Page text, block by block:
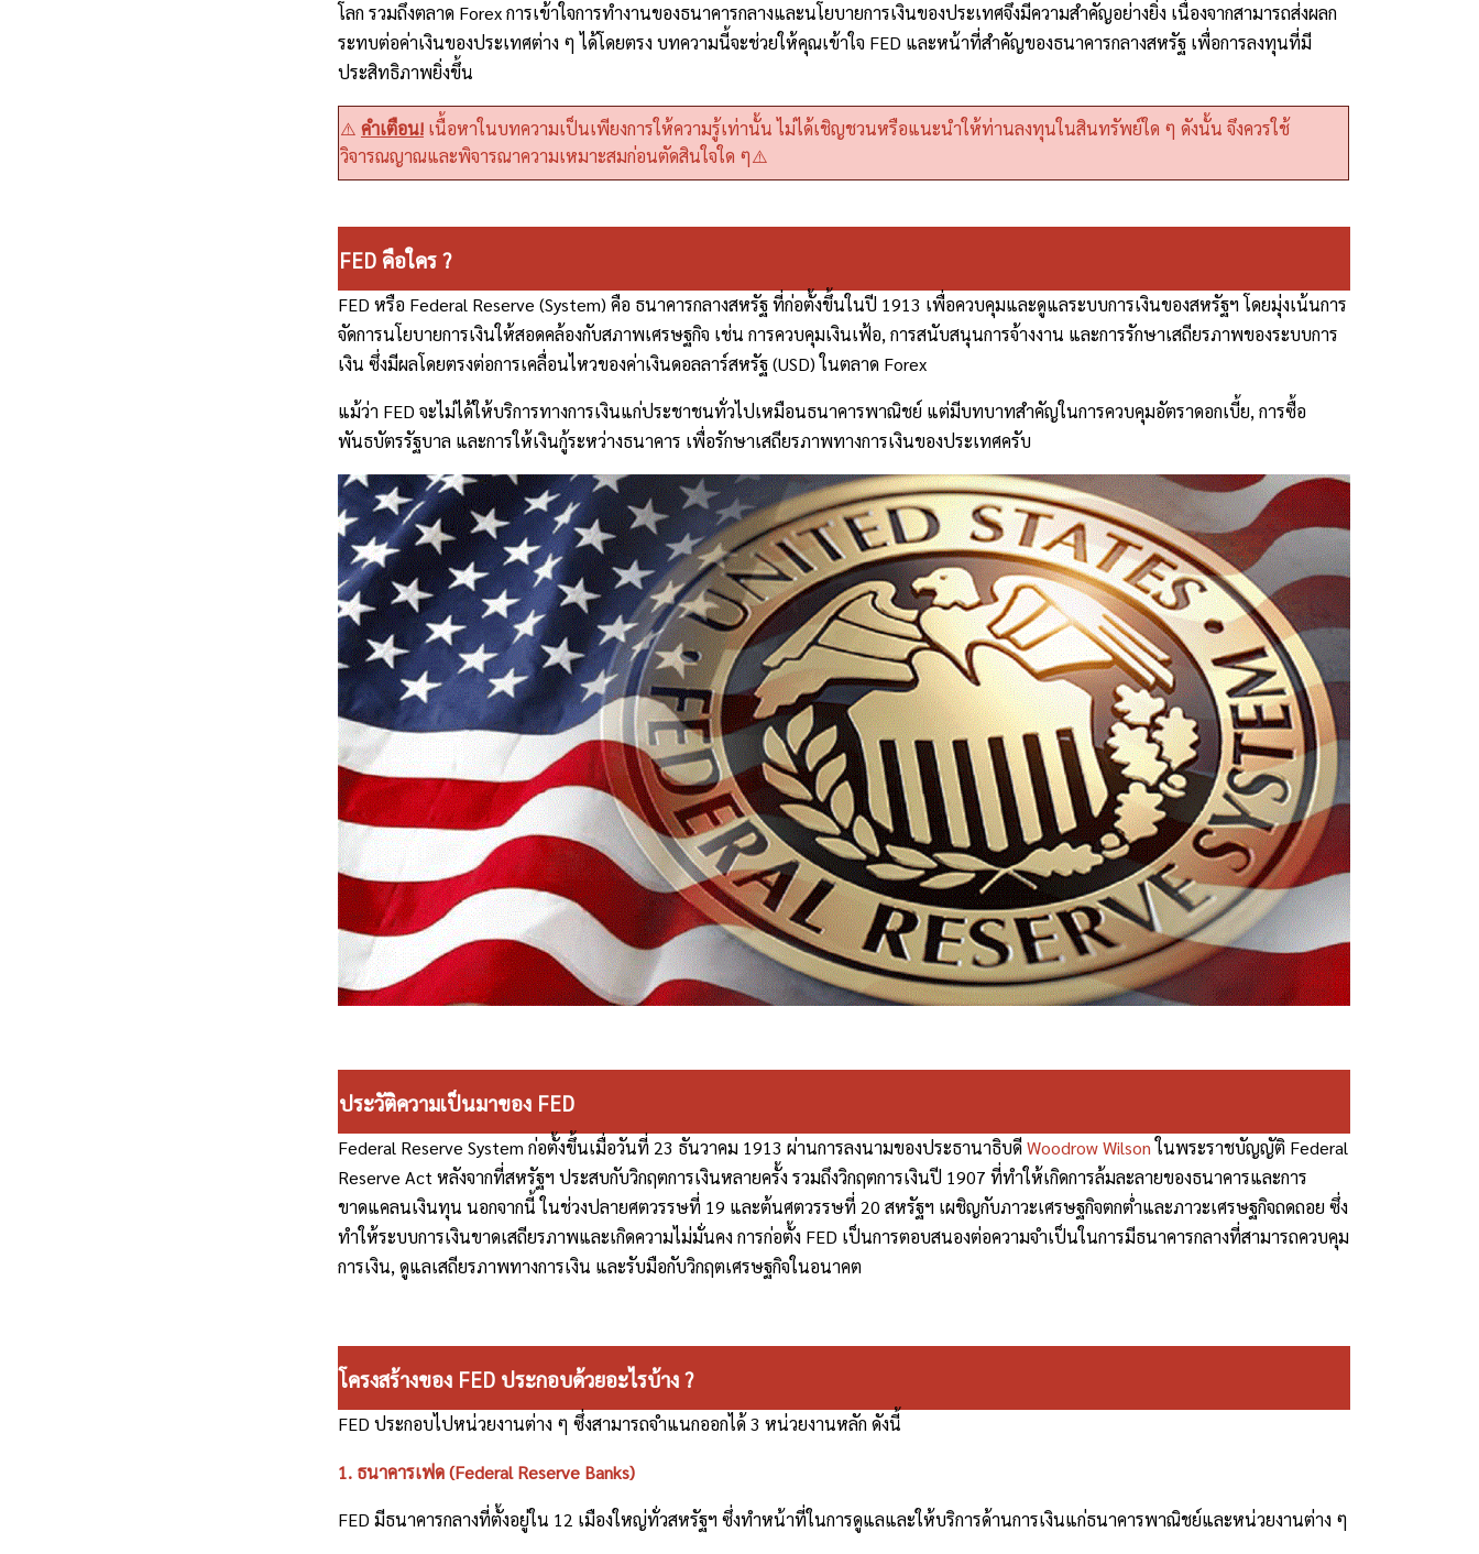
โลก รวมถึงตลาด Forex การเข้าใจการทำงานของธนาคารกลางและนโยบายการเงินของประเทศจึงมีความสำคัญอย่างยิ่ง เนื่องจากสามารถส่งผลก
ระทบต่อค่าเงินของประเทศต่าง ๆ ได้โดยตรง บทความนี้จะช่วยให้คุณเข้าใจ FED และหน้าที่สำคัญของธนาคารกลางสหรัฐ เพื่อการลงทุนที่มี
ประสิทธิภาพยิ่งขึ้น
⚠️ คำเตือน! เนื้อหาในบทความเป็นเพียงการให้ความรู้เท่านั้น ไม่ได้เชิญชวนหรือแนะนำให้ท่านลงทุนในสินทรัพย์ใด ๆ ดังนั้น จึงควรใช้
วิจารณญาณและพิจารณาความเหมาะสมก่อนตัดสินใจใด ๆ⚠️
FED คือใคร ?
FED หรือ Federal Reserve (System) คือ ธนาคารกลางสหรัฐ ที่ก่อตั้งขึ้นในปี 1913 เพื่อควบคุมและดูแลระบบการเงินของสหรัฐฯ โดยมุ่งเน้นการ
จัดการนโยบายการเงินให้สอดคล้องกับสภาพเศรษฐกิจ เช่น การควบคุมเงินเฟ้อ, การสนับสนุนการจ้างงาน และการรักษาเสถียรภาพของระบบการ
เงิน ซึ่งมีผลโดยตรงต่อการเคลื่อนไหวของค่าเงินดอลลาร์สหรัฐ (USD) ในตลาด Forex
แม้ว่า FED จะไม่ได้ให้บริการทางการเงินแก่ประชาชนทั่วไปเหมือนธนาคารพาณิชย์ แต่มีบทบาทสำคัญในการควบคุมอัตราดอกเบี้ย, การซื้อ
พันธบัตรรัฐบาล และการให้เงินกู้ระหว่างธนาคาร เพื่อรักษาเสถียรภาพทางการเงินของประเทศครับ
ประวัติความเป็นมาของ FED
Federal Reserve System ก่อตั้งขึ้นเมื่อวันที่ 23 ธันวาคม 1913 ผ่านการลงนามของประธานาธิบดีWoodrow Wilsonในพระราชบัญญัติ Federal
Reserve Act หลังจากที่สหรัฐฯ ประสบกับวิกฤตการเงินหลายครั้ง รวมถึงวิกฤตการเงินปี 1907 ที่ทำให้เกิดการล้มละลายของธนาคารและการ
ขาดแคลนเงินทุน นอกจากนี้ ในช่วงปลายศตวรรษที่ 19 และต้นศตวรรษที่ 20 สหรัฐฯ เผชิญกับภาวะเศรษฐกิจตกต่ำและภาวะเศรษฐกิจถดถอย ซึ่ง
ทำให้ระบบการเงินขาดเสถียรภาพและเกิดความไม่มั่นคง การก่อตั้ง FED เป็นการตอบสนองต่อความจำเป็นในการมีธนาคารกลางที่สามารถควบคุม
การเงิน, ดูแลเสถียรภาพทางการเงิน และรับมือกับวิกฤตเศรษฐกิจในอนาคต
โครงสร้างของ FED ประกอบด้วยอะไรบ้าง ?
FED ประกอบไปหน่วยงานต่าง ๆ ซึ่งสามารถจำแนกออกได้ 3 หน่วยงานหลัก ดังนี้
1. ธนาคารเฟด (Federal Reserve Banks)
FED มีธนาคารกลางที่ตั้งอยู่ใน 12 เมืองใหญ่ทั่วสหรัฐฯ ซึ่งทำหน้าที่ในการดูแลและให้บริการด้านการเงินแก่ธนาคารพาณิชย์และหน่วยงานต่าง ๆ